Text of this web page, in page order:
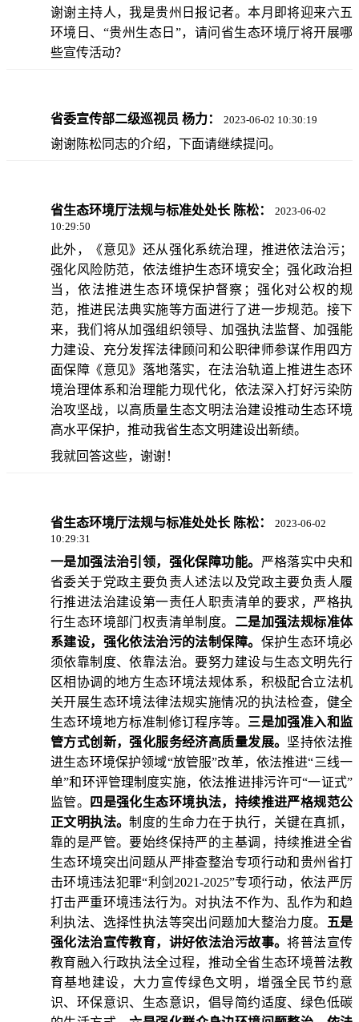
谢谢主持人，我是贵州日报记者。本月即将迎来六五
环境日、“贵州生态日”，请问省生态环境厅将开展哪
些宣传活动？
省委宣传部二级巡视员 杨力： 2023-06-02 10:30:19
谢谢陈松同志的介绍，下面请继续提问。
省生态环境厅法规与标准处处长 陈松：
2023-06-02
10:29:50
此外，《意见》还从强化系统治理，推进依法治污；
强化风险防范，依法维护生态环境安全；强化政治担
当，依法推进生态环境保护督察；强化对公权的规
范，推进民法典实施等方面进行了进一步规范。接下
来，我们将从加强组织领导、加强执法监督、加强能
力建设、充分发挥法律顾问和公职律师参谋作用四方
面保障《意见》落地落实，在法治轨道上推进生态环
境治理体系和治理能力现代化，依法深入打好污染防
治攻坚战，以高质量生态文明法治建设推动生态环境
高水平保护，推动我省生态文明建设出新绩。
我就回答这些，谢谢！
省生态环境厅法规与标准处处长 陈松：
2023-06-02
10:29:31
一是加强法治引领，强化保障功能。 严格落实中央和
省委关于党政主要负责人述法以及党政主要负责人履
行推进法治建设第一责任人职责清单的要求，严格执
行生态环境部门权责清单制度。 二是加强法规标准体
系建设，强化依法治污的法制保障。 保护生态环境必
须依靠制度、依靠法治。要努力建设与生态文明先行
区相协调的地方生态环境法规体系，积极配合立法机
关开展生态环境法律法规实施情况的执法检查，健全
生态环境地方标准制修订程序等。 三是加强准入和监
管方式创新，强化服务经济高质量发展。 坚持依法推
进生态环境保护领域“放管服”改革，依法推进“三线一
单”和环评管理制度实施，依法推进排污许可“一证式”
监管。
四是强化生态环境执法，持续推进严格规范公
正文明执法。制度的生命力在于执行，关键在真抓，
靠的是严管。要始终保持严的主基调，持续推进全省
生态环境突出问题从严排查整治专项行动和贵州省打
击环境违法犯罪“利剑2021-2025”专项行动，依法严厉
打击严重环境违法行为。对执法不作为、乱作为和趋
利执法、选择性执法等突出问题加大整治力度。
五是
强化法治宣传教育，讲好依法治污故事。将普法宣传
教育融入行政执法全过程，推动全省生态环境普法教
育基地建设，大力宣传绿色文明，增强全民节约意
识、环保意识、生态意识，倡导简约适度、绿色低碳